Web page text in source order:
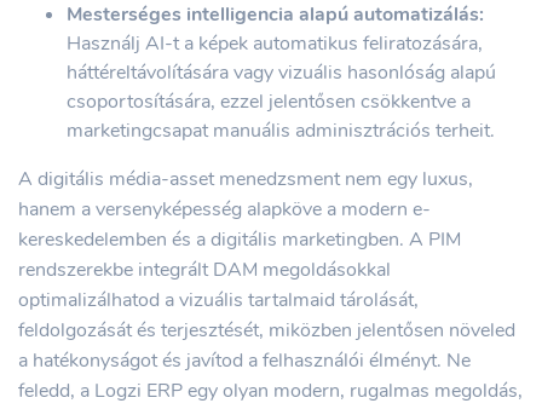
Mesterséges intelligencia alapú automatizálás:
Használj AI-t a képek automatikus feliratozására,
háttéreltávolítására vagy vizuális hasonlóság alapú
csoportosítására, ezzel jelentősen csökkentve a
marketingcsapat manuális adminisztrációs terheit.
A digitális média-asset menedzsment nem egy luxus,
hanem a versenyképesség alapköve a modern e-
kereskedelemben és a digitális marketingben. A PIM
rendszerekbe integrált DAM megoldásokkal
optimalizálhatod a vizuális tartalmaid tárolását,
feldolgozását és terjesztését, miközben jelentősen növeled
a hatékonyságot és javítod a felhasználói élményt. Ne
feledd, a Logzi ERP egy olyan modern, rugalmas megoldás,